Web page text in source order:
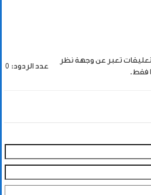
تعبر عن وجهة نظر
فقط.
عدد الردود: 0